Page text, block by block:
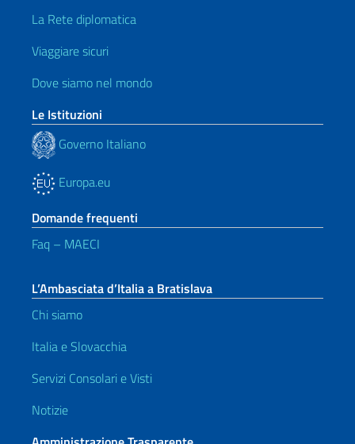
La Rete diplomatica
Viaggiare sicuri
Dove siamo nel mondo
Le Istituzioni
Governo Italiano
Europa.eu
Domande frequenti
Faq – MAECI
L’Ambasciata d’Italia a Bratislava
Chi siamo
Italia e Slovacchia
Servizi Consolari e Visti
Notizie